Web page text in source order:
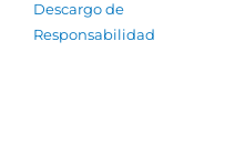
Descargo de
Responsabilidad